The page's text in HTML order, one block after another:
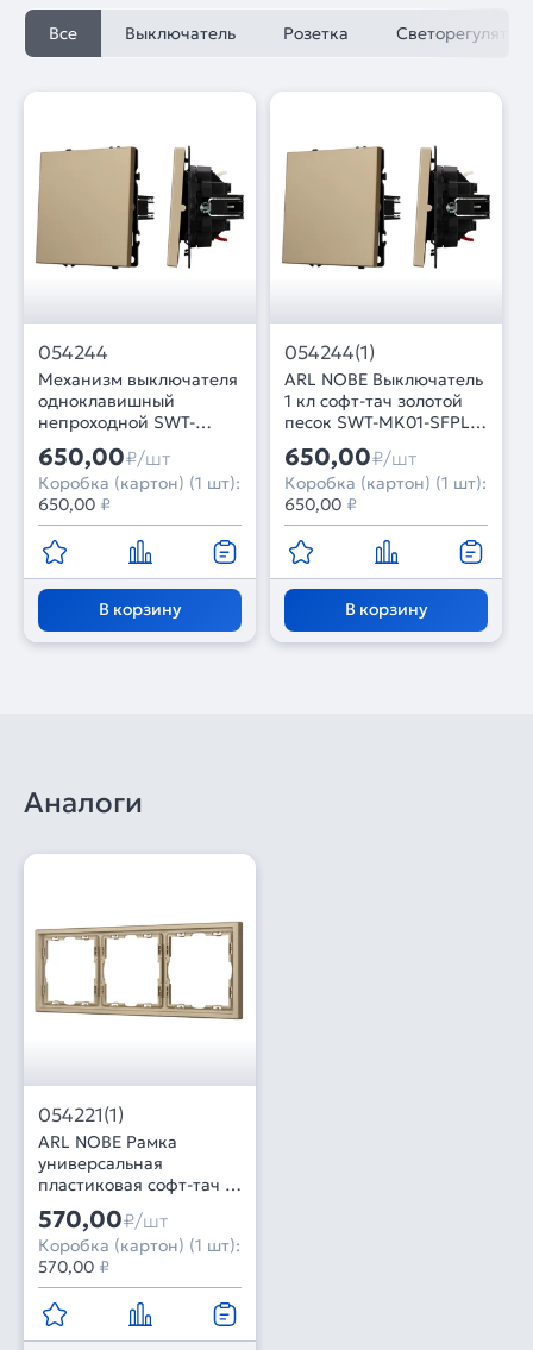
Все Выключатель Розетка Светорегулятор
054244
Механизм выключателя
одноклавишный
непроходной SWT-
NOBE-MK01-SFPL-GD
(230V, 10A) (Arlight,
Золотой песок)
650,00₽/шт
Коробка (картон) (1 шт):
650,00 ₽
В корзину
054244(1)
ARL NOBE Выключатель
1 кл софт-тач золотой
песок SWT-MK01-SFPL-
GD (250V, 10A) (Arlight,
-)
650,00₽/шт
Коробка (картон) (1 шт):
650,00 ₽
В корзину
Аналоги
054221(1)
ARL NOBE Рамка
универсальная
пластиковая софт-тач 3
поста золотой песок
FRM-SFPL-3-GD (Arlight,
-)
570,00₽/шт
Коробка (картон) (1 шт):
570,00 ₽